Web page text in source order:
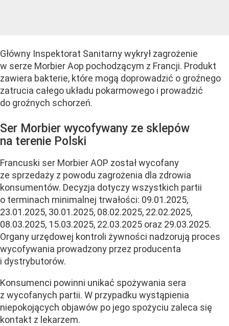
Główny Inspektorat Sanitarny wykrył zagrożenie
w serze Morbier Aop pochodzącym z Francji. Produkt
zawiera bakterie, które mogą doprowadzić o groźnego
zatrucia całego układu pokarmowego i prowadzić
do groźnych schorzeń.
Ser Morbier wycofywany ze sklepów
na terenie Polski
Francuski ser Morbier AOP został wycofany
ze sprzedaży z powodu zagrożenia dla zdrowia
konsumentów. Decyzja dotyczy wszystkich partii
o terminach minimalnej trwałości: 09.01.2025,
23.01.2025, 30.01.2025, 08.02.2025, 22.02.2025,
08.03.2025, 15.03.2025, 22.03.2025 oraz 29.03.2025.
Organy urzędowej kontroli żywności nadzorują proces
wycofywania prowadzony przez producenta
i dystrybutorów.
Konsumenci powinni unikać spożywania sera
z wycofanych partii. W przypadku wystąpienia
niepokojących objawów po jego spożyciu zaleca się
kontakt z lekarzem.